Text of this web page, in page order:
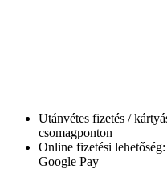
Utánvétes fizetés /
csomagponton
Online fizetési
Google Pay